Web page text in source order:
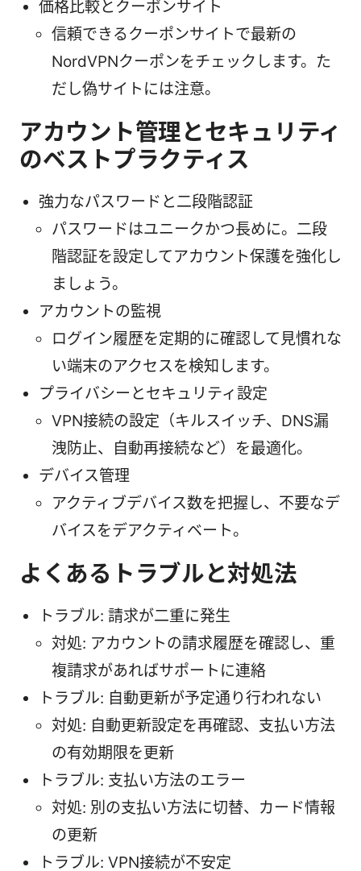
価格比較とクーポンサイト
信頼できるクーポンサイトで最新の
NordVPNクーポンをチェックします。た
だし偽サイトには注意。
アカウント管理とセキュリティ
のベストプラクティス
強力なパスワードと二段階認証
パスワードはユニークかつ長めに。二段
階認証を設定してアカウント保護を強化し
ましょう。
アカウントの監視
ログイン履歴を定期的に確認して見慣れな
い端末のアクセスを検知します。
プライバシーとセキュリティ設定
VPN接続の設定（キルスイッチ、DNS漏
洩防止、自動再接続など）を最適化。
デバイス管理
アクティブデバイス数を把握し、不要なデ
バイスをデアクティベート。
よくあるトラブルと対処法
トラブル: 請求が二重に発生
対処: アカウントの請求履歴を確認し、重
複請求があればサポートに連絡
トラブル: 自動更新が予定通り行われない
対処: 自動更新設定を再確認、支払い方法
の有効期限を更新
トラブル: 支払い方法のエラー
対処: 別の支払い方法に切替、カード情報
の更新
トラブル: VPN接続が不安定